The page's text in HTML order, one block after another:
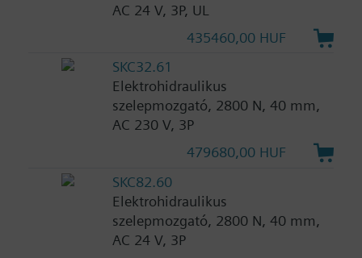
AC 24 V, 3P, UL
435460,00 HUF
SKC32.61
Elektrohidraulikus
szelepmozgató, 2800 N, 40 mm,
AC 230 V, 3P
479680,00 HUF
SKC82.60
Elektrohidraulikus
szelepmozgató, 2800 N, 40 mm,
AC 24 V, 3P